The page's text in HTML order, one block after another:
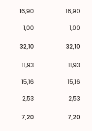
16,90
16,90
1,00 1,00
32,10 32,10
11,93
11,93
15,16
15,16
2,53 2,53
7,20 7,20